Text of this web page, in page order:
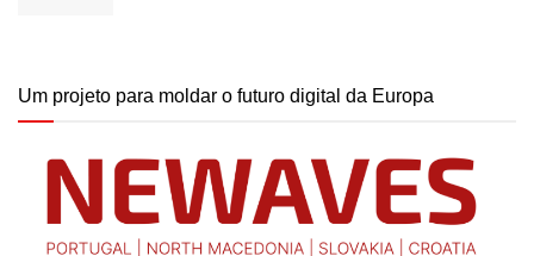
Um projeto para moldar o futuro digital da Europa